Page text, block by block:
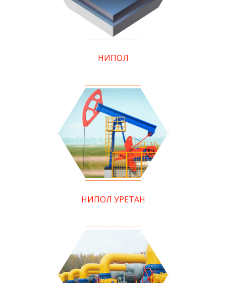
НИПОЛ
НИПОЛ УРЕТАН